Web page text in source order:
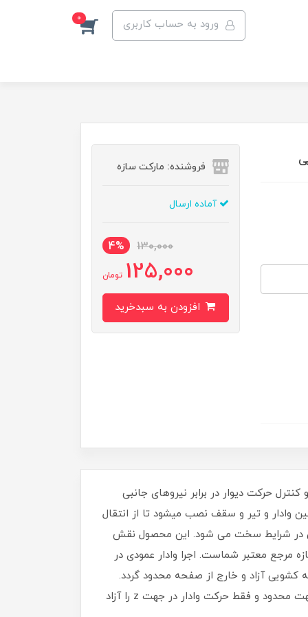
ورود به حساب کاربری 0
فروشنده: مارکت سازه
آماده ارسال
130,000
4%
125,000 تومان
حرکت دیوار در برابر نیروهای جانبی
وادار و تیر و سقف نصب میشود تا از انتقال
در شرایط سخت می شود. این محصول نقش
مرجع معتبر شماست. اجرا وادار عمودی در
در داخل صفحه به وسیله کشویی آزاد و خارج از صفحه محدود گردد.
ازترکیب این کشویی و نبشی منقطع می توان تلسکوپی وادار ساخت و استفاده کرد. تلسکوپی وادار حرکت وادار را در دو جهت محدود و فقط حرکت وادار در جهت z را آزاد